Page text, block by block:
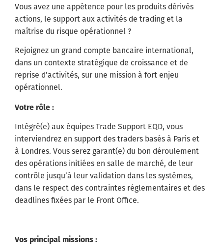
Vous avez une appétence pour les produits dérivés
actions, le support aux activités de trading et la
maîtrise du risque opérationnel ?
Rejoignez un grand compte bancaire international,
dans un contexte stratégique de croissance et de
reprise d’activités, sur une mission à fort enjeu
opérationnel.
Votre rôle :
Intégré(e) aux équipes Trade Support EQD, vous
interviendrez en support des traders basés à Paris et
à Londres. Vous serez garant(e) du bon déroulement
des opérations initiées en salle de marché, de leur
contrôle jusqu’à leur validation dans les systèmes,
dans le respect des contraintes réglementaires et des
deadlines fixées par le Front Office.
Vos principal missions :